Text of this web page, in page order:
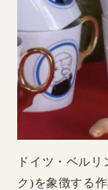
ドイツ・ベル
ク)を象徴する